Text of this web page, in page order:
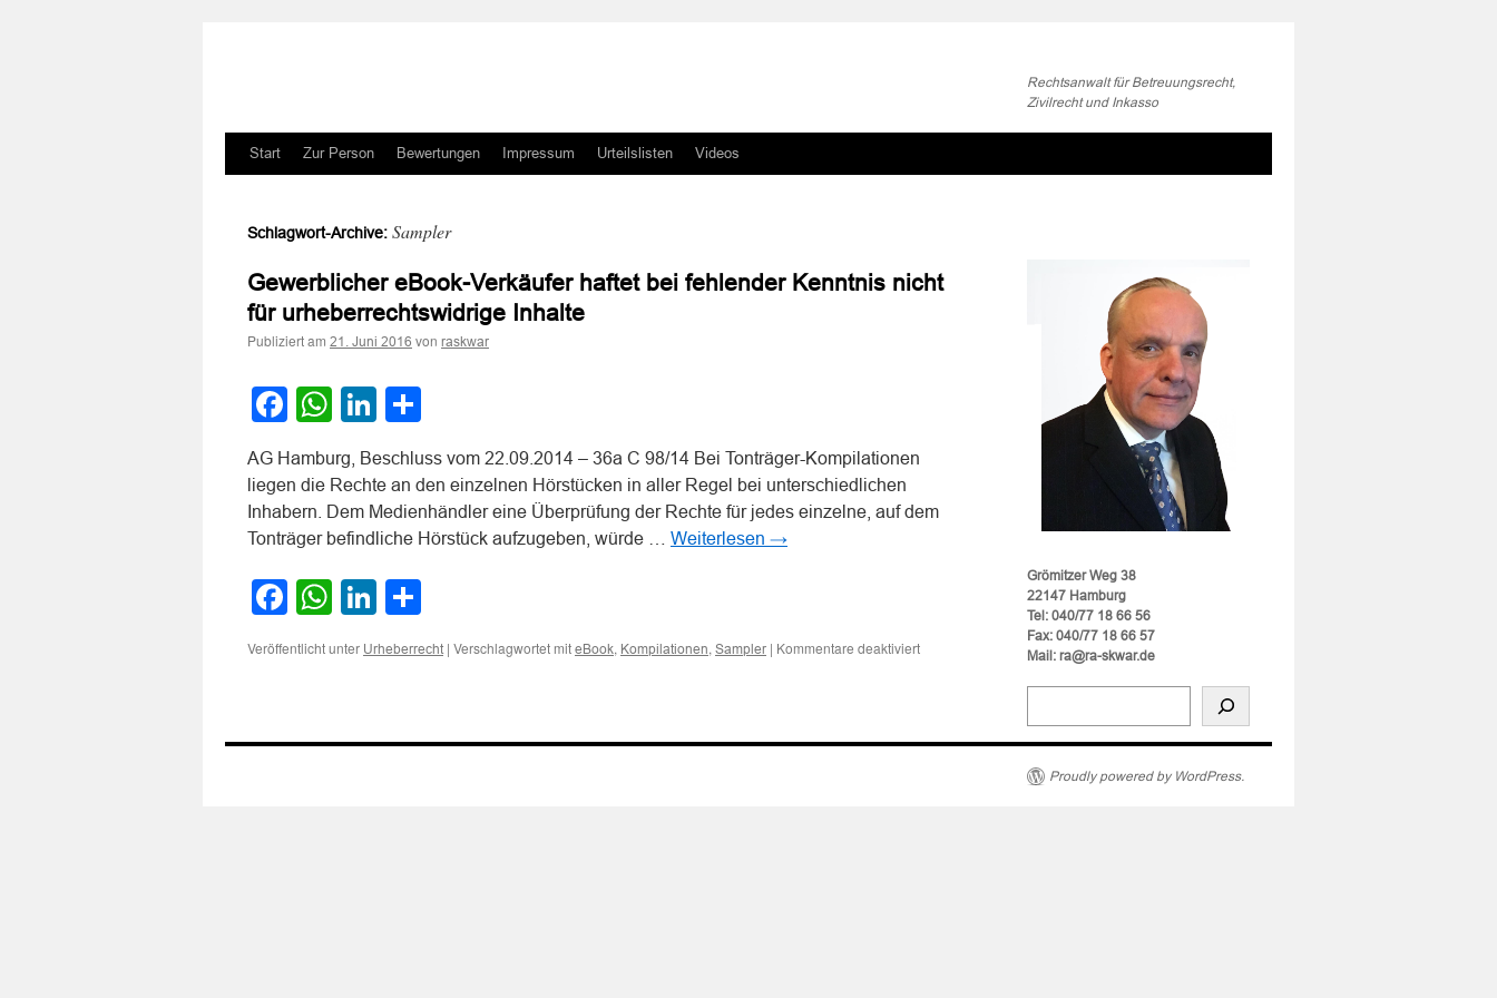
Rechtsanwalt für Betreuungsrecht,
Zivilrecht und Inkasso
Zum
springen
Start Zur Person Bewertungen Impressum Urteilslisten Videos
Schlagwort-Archive: Sampler
Gewerblicher eBook-Verkäufer haftet bei fehlender Kenntnis nicht
für urheberrechtswidrige Inhalte
Publiziert am 21. Juni 2016 von raskwar
Facebook
WhatsApp
LinkedIn
AG Hamburg, Beschluss vom 22.09.2014 – 36a C 98/14 Bei Tonträger-Kompilationen
liegen die Rechte an den einzelnen Hörstücken in aller Regel bei unterschiedlichen
Inhabern. Dem Medienhändler eine Überprüfung der Rechte für jedes einzelne, auf dem
Tonträger befindliche Hörstück aufzugeben, würde … Weiterlesen →
Facebook
WhatsApp
LinkedIn
Veröffentlicht unter Urheberrecht | Verschlagwortet mit eBook, Kompilationen, Sampler | Kommentare deaktiviertfür
bei
Grömitzer Weg 38
22147 Hamburg
Tel: 040/77 18 66 56
Fax: 040/77 18 66 57
Mail: ra@ra-skwar.de
Proudly powered by WordPress.